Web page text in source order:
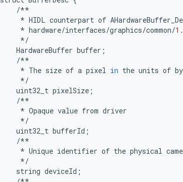
/**
* HIDL counterpart of
* hardware/interfaces/graphics/common/
*/
HardwareBuffer buffer ;
/**
* The size of a pixel in the units of
*/
uint32_t pixelSize ;
/**
* Opaque value from driver
*/
uint32_t bufferId ;
/**
* Unique identifier of the physical
*/
string deviceId ;